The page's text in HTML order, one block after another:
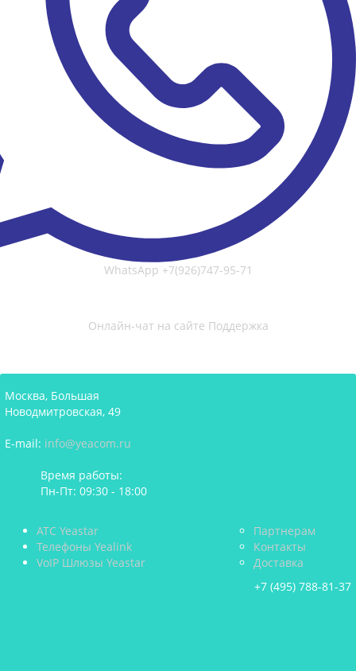
WhatsApp +7(926)747-95-71
Онлайн-чат на сайте Поддержка
Москва, Большая
Новодмитровская, 49
E-mail: info@yeacom.ru
Время работы:
Пн-Пт: 09:30 - 18:00
АТС Yeastar
Телефоны Yealink
VoIP Шлюзы Yeastar
Партнерам
Контакты
Доставка
+7 (495) 788-81-37